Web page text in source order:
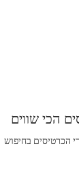
הכי שווים
הכרטיסים בחיפוש